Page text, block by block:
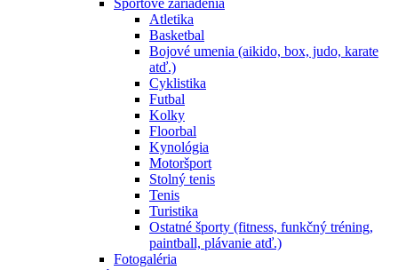
Športové zariadenia
Atletika
Basketbal
Bojové umenia (aikido, box, judo, karate
atď.)
Cyklistika
Futbal
Kolky
Floorbal
Kynológia
Motoršport
Stolný tenis
Tenis
Turistika
Ostatné športy (fitness, funkčný tréning,
paintball, plávanie atď.)
Fotogaléria